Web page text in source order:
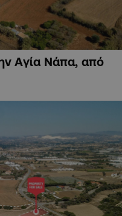
Αγία Νάπα, από